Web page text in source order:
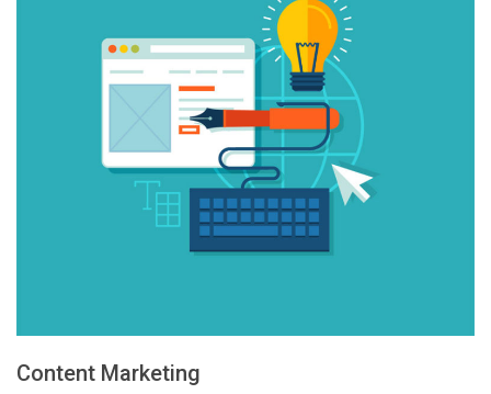
Content Marketing